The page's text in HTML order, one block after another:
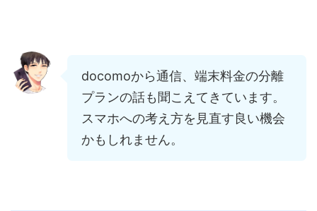
docomoから通信、端末料金の分離
プランの話も聞こえてきています。
スマホへの考え方を見直す良い機会
かもしれません。